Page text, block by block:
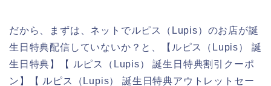
だから、まずは、ネットでルピス（Lupis）のお店が誕
生日特典配信していないか？と、【ルピス（Lupis） 誕
生日特典】【 ルピス（Lupis） 誕生日特典割引クーポ
ン】【 ルピス（Lupis） 誕生日特典アウトレットセー